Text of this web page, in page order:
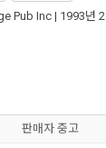
Pub Inc| 1993년 2
판매자 중고